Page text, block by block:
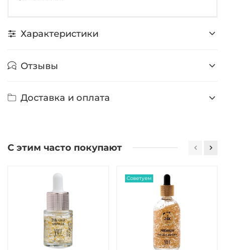
Характеристики
Отзывы
Доставка и оплата
С этим часто покупают
Советуем